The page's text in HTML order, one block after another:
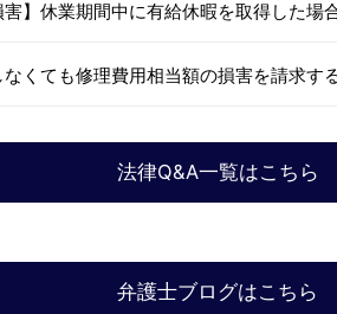
害】休業期間中に有給休暇を取得した場
くても修理費用相当額の損害を請求す
法律Q&A一覧はこちら
弁護士ブログはこちら